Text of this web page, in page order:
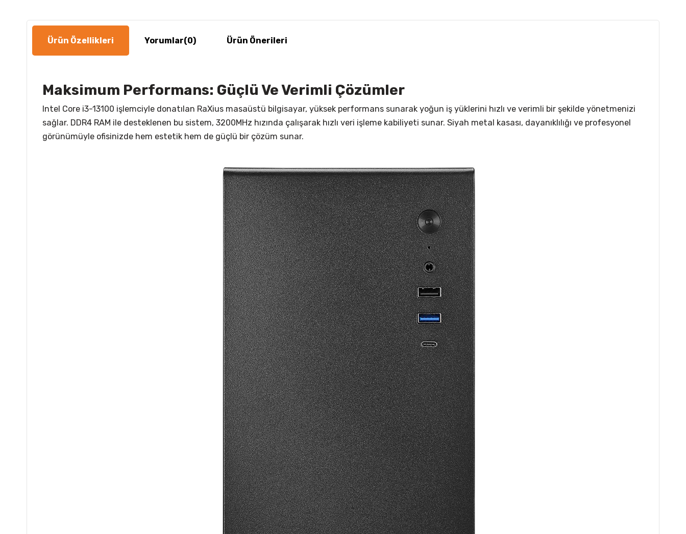
Ürün Özellikleri Yorumlar(0) Ürün Önerileri
Maksimum Performans: Güçlü Ve Verimli Çözümler
Intel Core i3-13100 işlemciyle donatılan RaXius masaüstü bilgisayar, yüksek performans sunarak yoğun iş yüklerini hızlı ve verimli bir şekilde yönetmenizi
sağlar. DDR4 RAM ile desteklenen bu sistem, 3200MHz hızında çalışarak hızlı veri işleme kabiliyeti sunar. Siyah metal kasası, dayanıklılığı ve profesyonel
görünümüyle ofisinizde hem estetik hem de güçlü bir çözüm sunar.